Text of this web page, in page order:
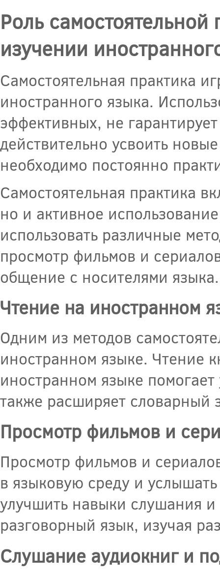
Роль
изучении
Самостоятельная практика
иностранного языка.
эффективных, не
действительно усвоить
необходимо постоянно
Самостоятельная практика
но и активное
использовать различные
просмотр фильмов и
общение с носителями языка.
Чтение на иностранном
Одним из методов
иностранном языке. Чтение
иностранном языке
также расширяет словарный
Просмотр фильмов и
Просмотр фильмов и
в языковую среду и
улучшить навыки слушания
разговорный язык, изучая
Слушание аудиокниг и